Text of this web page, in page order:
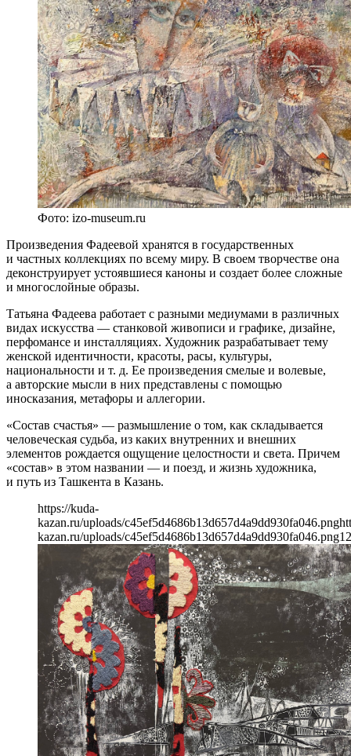
Фото: izo-museum.ru
Произведения Фадеевой хранятся в государственных
и частных коллекциях по всему миру. В своем творчестве она
деконструирует устоявшиеся каноны и создает более сложные
и многослойные образы.
Татьяна Фадеева работает с разными медиумами в различных
видах искусства — станковой живописи и графике, дизайне,
перфомансе и инсталляциях. Художник разрабатывает тему
женской идентичности, красоты, расы, культуры,
национальности и т. д. Ее произведения смелые и волевые,
а авторские мысли в них представлены с помощью
иносказания, метафоры и аллегории.
«Состав счастья» — размышление о том, как складывается
человеческая судьба, из каких внутренних и внешних
элементов рождается ощущение целостности и света. Причем
«состав» в этом названии — и поезд, и жизнь художника,
и путь из Ташкента в Казань.
https://kuda-
kazan.ru/uploads/c45ef5d4686b13d657d4a9dd930fa046.png
kazan.ru/uploads/c45ef5d4686b13d657d4a9dd930fa046.png